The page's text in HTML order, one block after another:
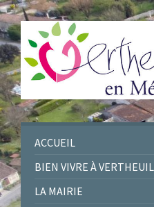
Skip
to
content
Skip
to
left
sidebar
Skip
to
footer
ACCUEIL
BIEN VIVRE À VERTHEUIL
LA MAIRIE